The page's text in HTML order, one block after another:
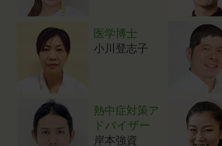
医学博士
小川登志子
熱中症対策ア
ドバイザー
岸本強資